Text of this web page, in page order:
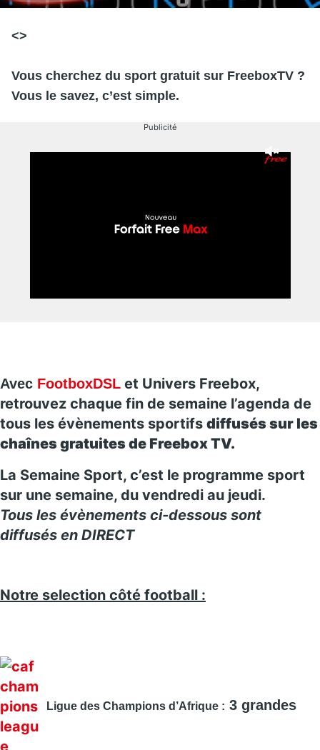
<>
Vous cherchez du sport gratuit sur FreeboxTV ?
Vous le savez, c’est simple.
Publicité
Avec FootboxDSL et Univers Freebox,
retrouvez chaque fin de semaine l’agenda de
tous les évènements sportifs diffusés sur les
chaînes gratuites de Freebox TV.
La Semaine Sport, c’est le programme sport
sur une semaine, du vendredi au jeudi.
Tous les évènements ci-dessous sont
diffusés en DIRECT
Notre selection côté football :
Ligue des Champions d’Afrique : 3 grandes